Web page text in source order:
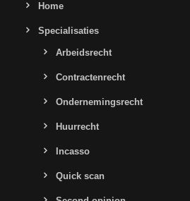
Home
Specialisaties
Arbeidsrecht
Contractenrecht
Ondernemingsrecht
Huurrecht
Incasso
Quick scan